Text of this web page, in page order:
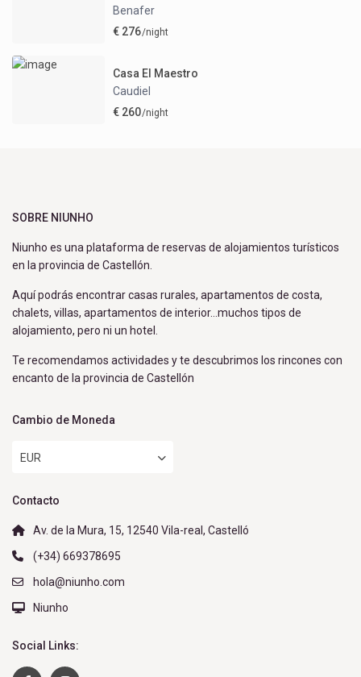
Benafer
€ 276/night
Casa El Maestro
Caudiel
€ 260/night
SOBRE NIUNHO
Niunho es una plataforma de reservas de alojamientos turísticos
en la provincia de Castellón.
Aquí podrás encontrar casas rurales, apartamentos de costa,
chalets, villas, apartamentos de interior…muchos tipos de
alojamiento, pero ni un hotel.
Te recomendamos actividades y te descubrimos los rincones con
encanto de la provincia de Castellón
Cambio de Moneda
EUR
Contacto
Av. de la Mura, 15, 12540 Vila-real, Castelló
(+34) 669378695
hola@niunho.com
Niunho
Social Links: